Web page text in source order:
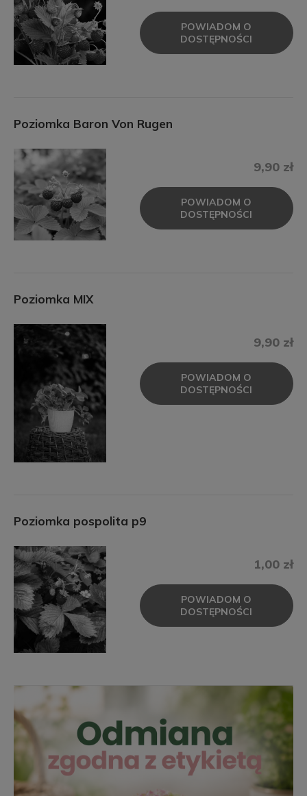
POWIADOM O
DOSTĘPNOŚCI
Poziomka Baron Von Rugen
9,90 zł
POWIADOM O
DOSTĘPNOŚCI
Poziomka MIX
9,90 zł
POWIADOM O
DOSTĘPNOŚCI
Poziomka pospolita p9
1,00 zł
POWIADOM O
DOSTĘPNOŚCI